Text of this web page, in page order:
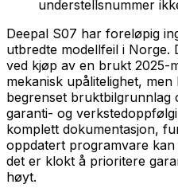
understellsnummer
Deepal S07 har foreløpig
utbredte modellfeil i Norge.
ved kjøp av en brukt 2025-
mekanisk upålitelighet,
begrenset
garanti- og
komplett dokumentasjon,
oppdatert programvare
det er klokt å prioritere
høyt.